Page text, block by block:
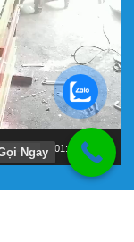
01:11
Ngay